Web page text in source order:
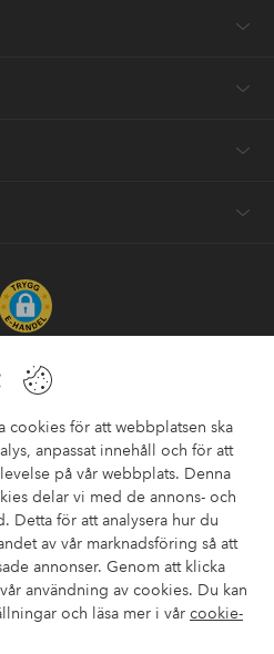
cookies för att webbplatsen ska
anpassat innehåll och för att
på vår webbplats. Denna
delar vi med de annons- och
Detta för att analysera hur du
av vår marknadsföring så att
annonser. Genom att klicka
användning av cookies. Du kan
och läsa mer i vår cookie-
direkt eller dela upp
våra betalalternativ
elpy
- Välj land
Pinterest Youtube